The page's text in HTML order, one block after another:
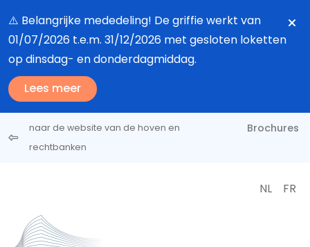
⚠️ Belangrijke mededeling! De griffie werkt van
01/07/2026 t.e.m. 31/12/2026 met gesloten loketten
op dinsdag- en donderdagmiddag.
Lees meer
naar de website van de hoven en
rechtbanken
Brochures
NL FR